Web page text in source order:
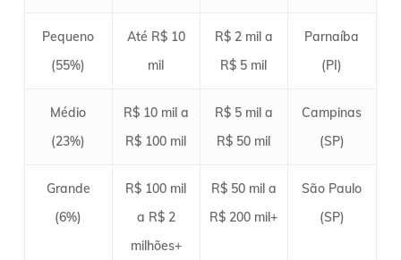
Pequeno
(55%)
Até R$ 10
mil
R$ 2 mil a
R$ 5 mil
Parnaíba
(PI)
Médio
(23%)
R$ 10 mil a
R$ 100 mil
R$ 5 mil a
R$ 50 mil
Campinas
(SP)
Grande
(6%)
R$ 100 mil
a R$ 2
milhões+
R$ 50 mil a
R$ 200 mil+
São Paulo
(SP)